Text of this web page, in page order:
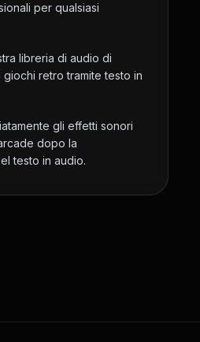
per qualsiasi
libreria di audio di
retro tramite testo in
gli effetti sonori
dopo la
testo in audio.